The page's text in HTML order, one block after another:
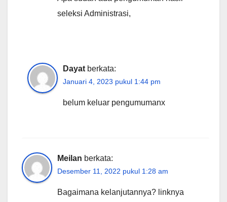
seleksi Administrasi,
Dayat berkata:
Januari 4, 2023 pukul 1:44 pm
belum keluar pengumumanx
Meilan berkata:
Desember 11, 2022 pukul 1:28 am
Bagaimana kelanjutannya? linknya